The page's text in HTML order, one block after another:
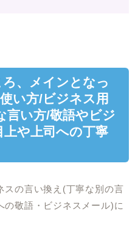
、メインとなっ
い方/ビジネス用
言い方/敬語やビジ
や上司への丁寧
スの言い換え(丁寧な別の言
の敬語・ビジネスメール)に